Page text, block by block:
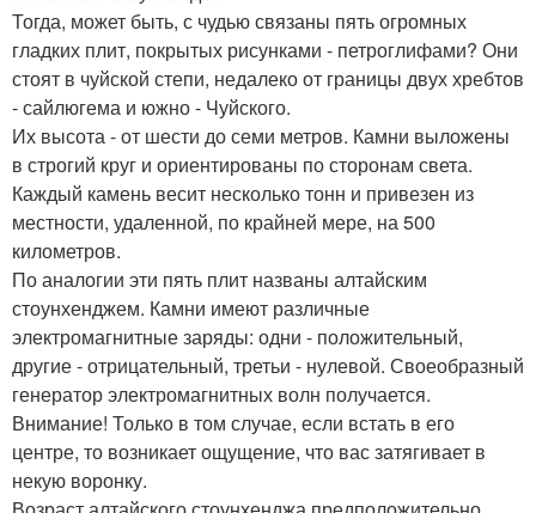
Тогда, может быть, с чудью связаны пять огромных
гладких плит, покрытых рисунками - петроглифами? Они
стоят в чуйской степи, недалеко от границы двух хребтов
- сайлюгема и южно - Чуйского.
Их высота - от шести до семи метров. Камни выложены
в строгий круг и ориентированы по сторонам света.
Каждый камень весит несколько тонн и привезен из
местности, удаленной, по крайней мере, на 500
километров.
По аналогии эти пять плит названы алтайским
стоунхенджем. Камни имеют различные
электромагнитные заряды: одни - положительный,
другие - отрицательный, третьи - нулевой. Своеобразный
генератор электромагнитных волн получается.
Внимание! Только в том случае, если встать в его
центре, то возникает ощущение, что вас затягивает в
некую воронку.